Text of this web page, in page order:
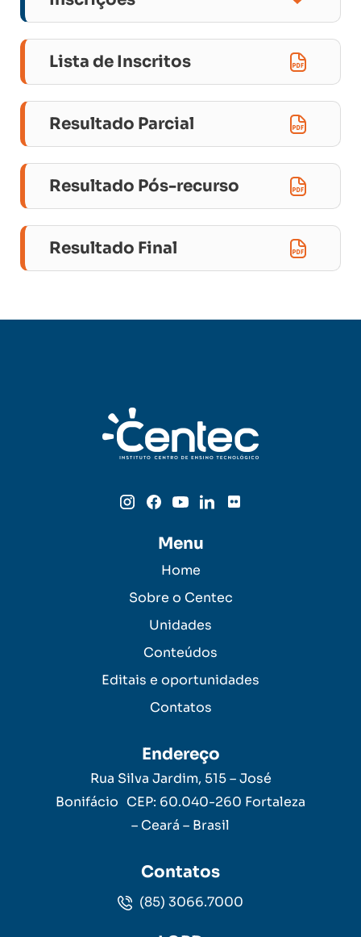
PS_CREDE 1_MUN._ITAITINGA_EEEPPL
DE ITAITINGA
PS_SEFOR_MUN._FORTALEZA_EEEP
DONA CREUZA DO CARMO
Lista de Inscritos
Resultado Parcial
Resultado Pós-recurso
Resultado Final
Menu
Home
Sobre o Centec
Unidades
Conteúdos
Editais e oportunidades
Contatos
Endereço
Rua Silva Jardim, 515 – José
Bonifácio CEP: 60.040-260 Fortaleza
– Ceará – Brasil
Contatos
(85) 3066.7000